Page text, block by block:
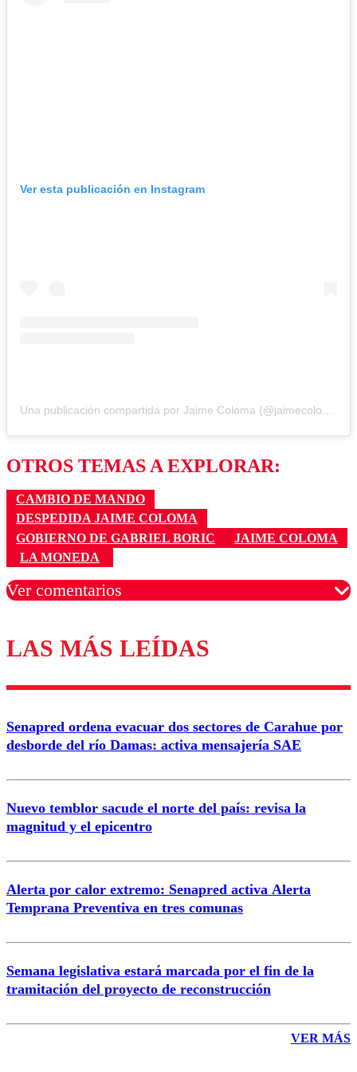
Ver esta publicación en Instagram
OTROS TEMAS A EXPLORAR:
CAMBIO DE MANDO
DESPEDIDA JAIME COLOMA
GOBIERNO DE GABRIEL BORIC
JAIME COLOMA
LA MONEDA
Ver comentarios
Los comentarios son moderados para garantizar un
diálogo respetuoso.
Correo
LAS MÁS LEÍDAS
Senapred ordena evacuar dos sectores de Carahue por
desborde del río Damas: activa mensajería SAE
Nuevo temblor sacude el norte del país: revisa la
magnitud y el epicentro
Alerta por calor extremo: Senapred activa Alerta
Temprana Preventiva en tres comunas
Semana legislativa estará marcada por el fin de la
tramitación del proyecto de reconstrucción
VER MÁS